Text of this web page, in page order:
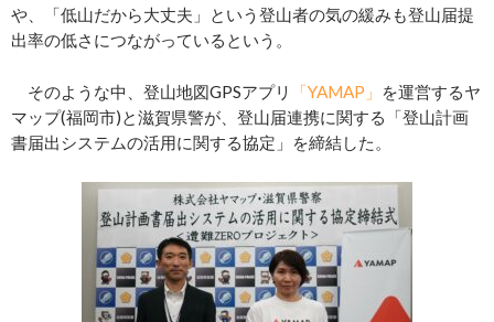
や、「低山だから大丈夫」という登山者の気の緩みも登山届提
出率の低さにつながっているという。
そのような中、登山地図GPSアプリ 「YAMAP」
を運営するヤ
マップ(福岡市)と滋賀県警が、登山届連携に関する「登山計画
書届出システムの活用に関する協定」を締結した。